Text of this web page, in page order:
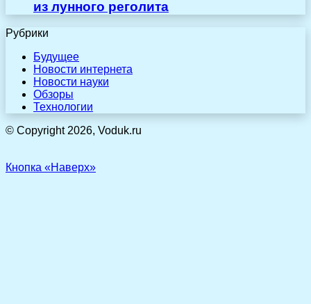
из лунного реголита
Рубрики
Будущее
Новости интернета
Новости науки
Обзоры
Технологии
© Copyright 2026, Voduk.ru
Кнопка «Наверх»